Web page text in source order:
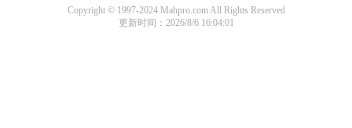
Copyright © 1997-2024 Mahpro.com All Rights Reserved
更新时间：2026/8/6 16:04:01